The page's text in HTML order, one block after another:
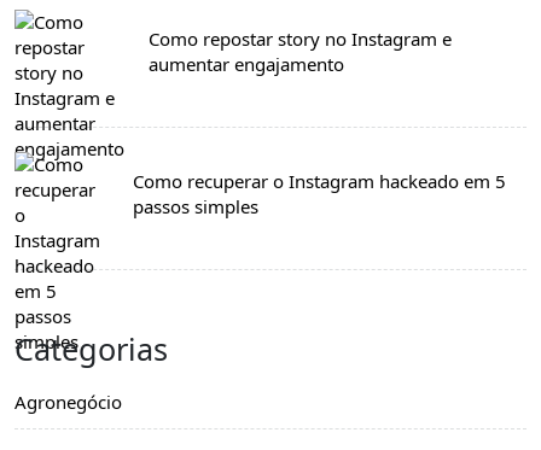
Como repostar story no Instagram e
aumentar engajamento
Como recuperar o Instagram hackeado em 5
passos simples
Categorias
Agronegócio